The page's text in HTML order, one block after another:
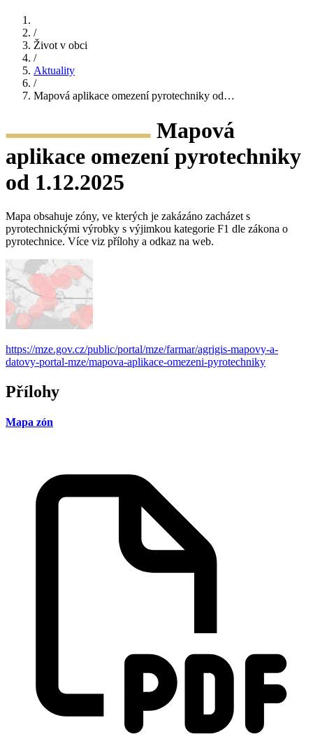
/
Život v obci
/
Aktuality
/
Mapová aplikace omezení pyrotechniky od…
Mapová
aplikace omezení pyrotechniky
od 1.12.2025
Mapa obsahuje zóny, ve kterých je zakázáno zacházet s
pyrotechnickými výrobky s výjimkou kategorie F1 dle zákona o
pyrotechnice. Více viz přílohy a odkaz na web.
https://mze.gov.cz/public/portal/mze/farmar/agrigis-mapovy-a-
datovy-portal-mze/mapova-aplikace-omezeni-pyrotechniky
Přílohy
Mapa zón